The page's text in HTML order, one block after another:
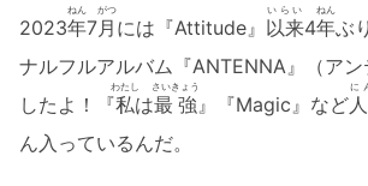
2023年
ねん
7月
がつ
には『Attitude』 以来
いらい
4年
ねん
ぶ
ナルフルアルバム『ANTENNA』（ア
したよ！『私
わたし
は最強
さいきょう
』『Magic』など
に
ん入っているんだ。